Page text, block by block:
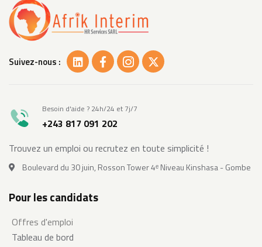
Suivez-nous :
Besoin d'aide ? 24h/24 et 7j/7
+243 817 091 202
Trouvez un emploi ou recrutez en toute simplicité !
Boulevard du 30 juin, Rosson Tower 4ᵉ Niveau Kinshasa - Gombe
Pour les candidats
Offres d'emploi
Tableau de bord